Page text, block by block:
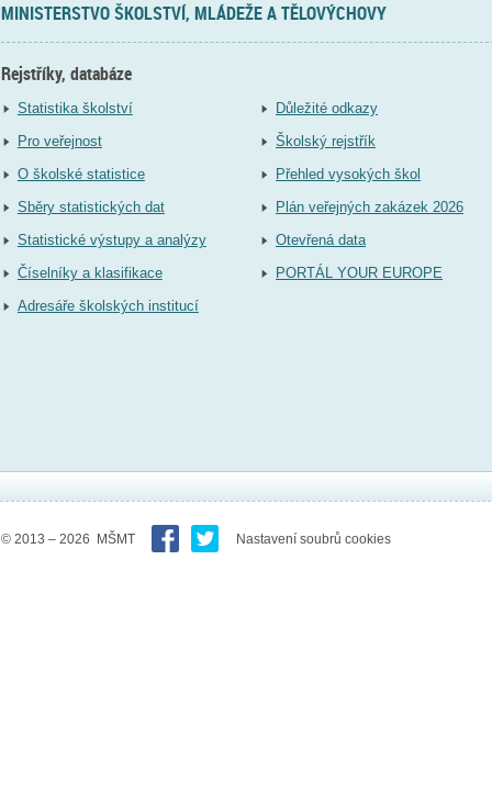
MINISTERSTVO ŠKOLSTVÍ, MLÁDEŽE A TĚLOVÝCHOVY
Rejstříky, databáze
Statistika školství
Pro veřejnost
O školské statistice
Sběry statistických dat
Statistické výstupy a analýzy
Číselníky a klasifikace
Adresáře školských institucí
Důležité odkazy
Školský rejstřík
Přehled vysokých škol
Plán veřejných zakázek 2026
Otevřená data
PORTÁL YOUR EUROPE
© 2013 – 2026 MŠMT Nastavení soubrů cookies